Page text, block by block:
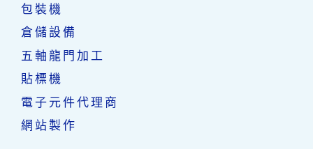
包裝機
倉儲設備
五軸龍門加工
貼標機
電子元件代理商
網站製作